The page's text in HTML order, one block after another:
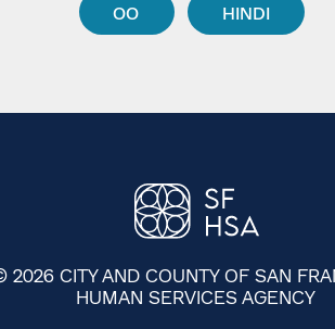
OO​​ HINDI​​
2026 CITY AND COUNTY OF SAN
HUMAN SERVICES AGENCY